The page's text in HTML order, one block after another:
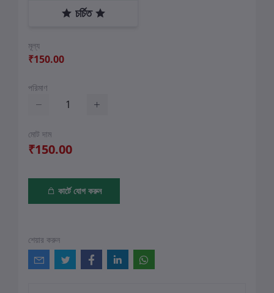
চর্চিত
মূল্য
₹150.00
পরিমাণ
মোট দাম
₹150.00
কার্টে যোগ করুন
শেয়ার করুন